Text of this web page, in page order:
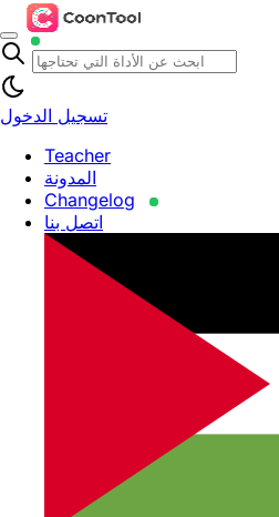
تسجيل الدخول
Teacher
المدونة
Changelog
اتصل بنا